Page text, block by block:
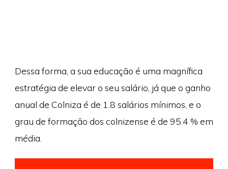
Dessa forma, a sua educação é uma magnífica
estratégia de elevar o seu salário, já que o ganho
anual de Colniza é de 1.8 salários mínimos, e o
grau de formação dos colnizense é de 95.4 % em
média.